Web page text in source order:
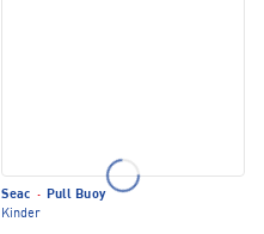
Seac · Pull Buoy
Kinder